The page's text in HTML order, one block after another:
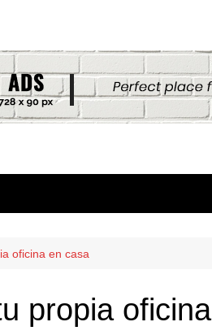
oficina en casa
propia oficina